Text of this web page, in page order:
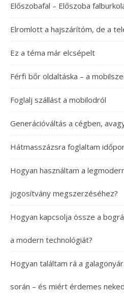
Előszobafal – Előszoba
Elromlott a hajszárítóm, de a
Ez a téma már elcsépelt
Férfi bőr oldaltáska – a
Foglalj szállást a mobilodról
Generációváltás a cégben,
Hátmasszázsra foglaltam
Hogyan használtam a
jogosítvány megszerzéséhez?
Hogyan kapcsolja össze a
a modern technológiát?
Hogyan találtam rá a
során – és miért érdemes